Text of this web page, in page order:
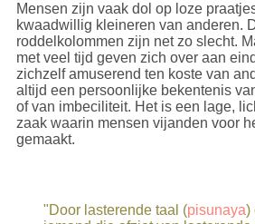
Mensen zijn vaak dol op loze
kwaadwillig kleineren van anderen.
roddelkolommen zijn net zo slecht.
met veel tijd geven zich over aan
zichzelf amuserend ten koste van
altijd een persoonlijke bekentenis
of van imbeciliteit. Het is een lage,
zaak waarin mensen vijanden voor
gemaakt.
"Door lasterende taal (pisunaya)